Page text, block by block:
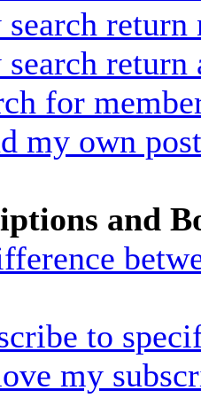
return
return
for
my own
and
to
my